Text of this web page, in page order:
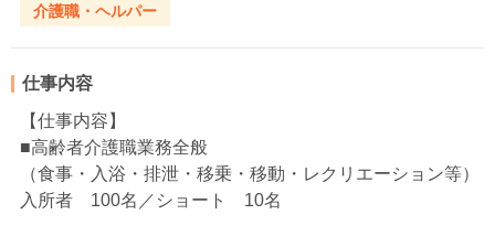
介護職・ヘルパー
仕事内容
【仕事内容】
■高齢者介護職業務全般
（食事・入浴・排泄・移乗・移動・レクリエーション等）
入所者 100名／ショート 10名